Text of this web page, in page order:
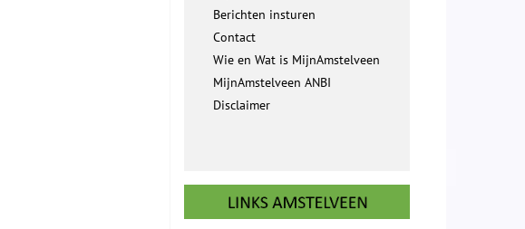
Berichten insturen
Contact
Wie en Wat is MijnAmstelveen
MijnAmstelveen ANBI
Disclaimer